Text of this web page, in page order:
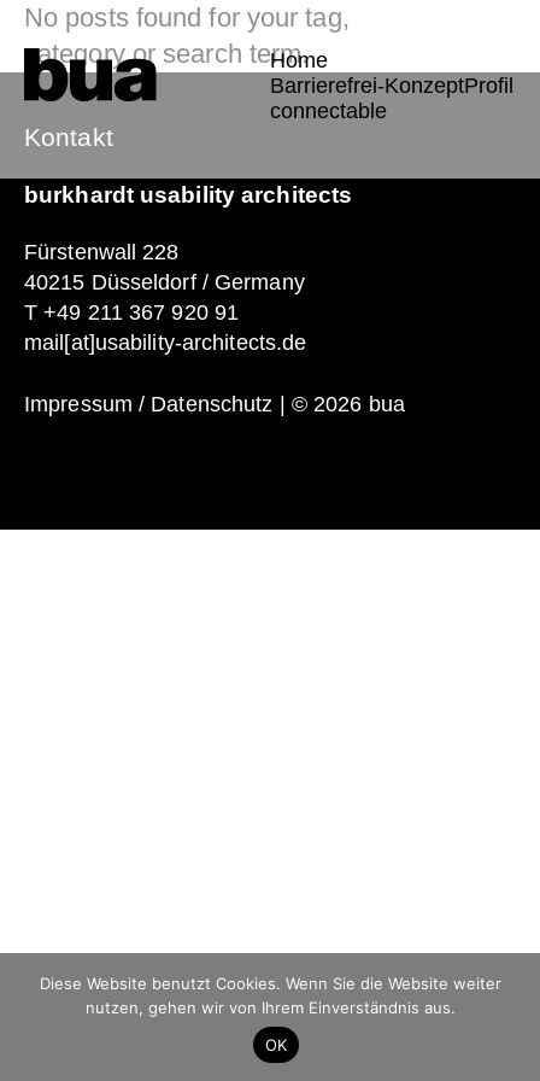
Home
Barrierefrei-KonzeptProfil
connectable
No posts found for your tag,
category or search term.
Kontakt
burkhardt usability architects
Fürstenwall 228
40215 Düsseldorf / Germany
T+49 211 367 920 91
mail[at]usability-architects.de
Impressum / Datenschutz | © 2026 bua
Diese Website benutzt Cookies. Wenn Sie die Website weiter
nutzen, gehen wir von Ihrem Einverständnis aus.
OK